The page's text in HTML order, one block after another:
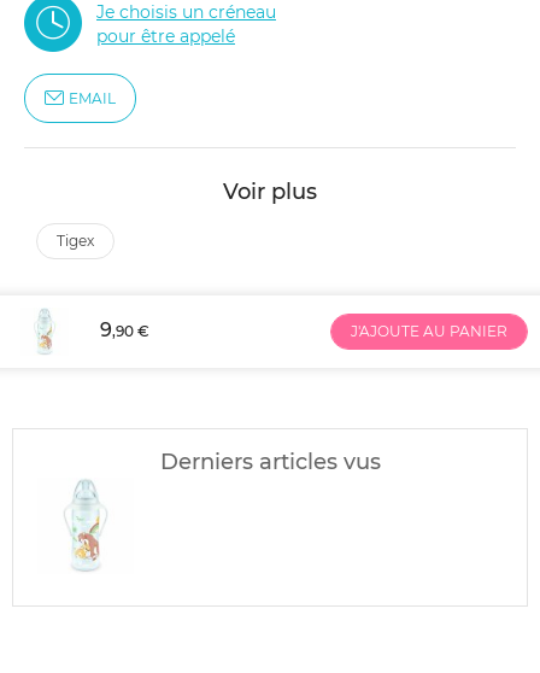
Je choisis un créneau
pour être appelé
EMAIL
Voir plus
tigex
9,90 € J'AJOUTE AU PANIER
Derniers articles vus